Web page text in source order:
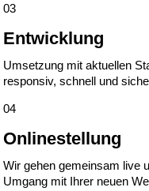
03
Entwicklung
Umsetzung mit aktuellen
responsiv, schnell und
04
Onlinestellung
Wir gehen gemeinsam live
Umgang mit Ihrer neuen